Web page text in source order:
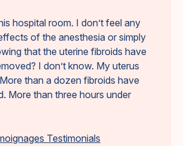
hospital room. I don’t feel any
of the anesthesia or simply
that the uterine fibroids have
I don’t know. My uterus
than a dozen fibroids have
More than three hours under
Testimonials